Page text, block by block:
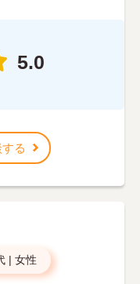
5.0
る
| 女性